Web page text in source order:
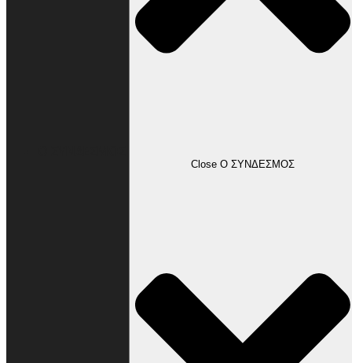
Close Ο ΣΥΝΔΕΣΜΟΣ